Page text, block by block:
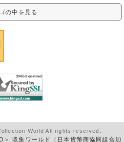
の中を見る
World All rights reserved.
収集ワールド（日本貨幣商協同組合加